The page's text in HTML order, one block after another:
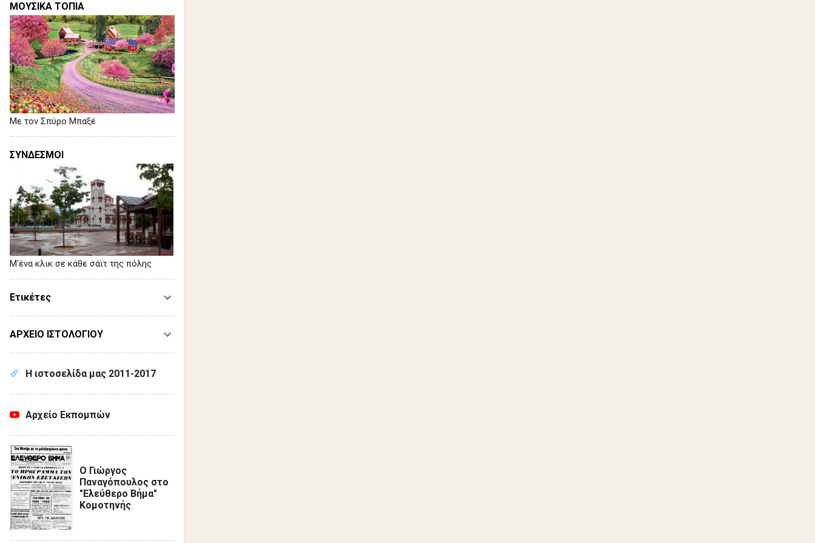
ΜΟΥΣΙΚΑ ΤΟΠΙΑ
Με τον Σπύρο Μπαξέ
ΣΥΝΔΕΣΜΟΙ
Μ'ένα κλικ σε κάθε σάϊτ της πόλης
Ετικέτες
ΑΡΧΕΙΟ ΙΣΤΟΛΟΓΙΟΥ
Η ιστοσελίδα μας 2011-2017
Αρχείο Εκπομπών
Ο Γιώργος
Παναγόπουλος στο
"Ελεύθερο Βήμα"
Κομοτηνής